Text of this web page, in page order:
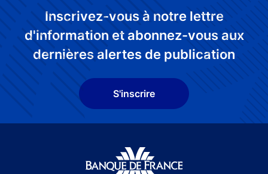
Inscrivez-vous à notre lettre
d'information et abonnez-vous aux
dernières alertes de publication
S'inscrire